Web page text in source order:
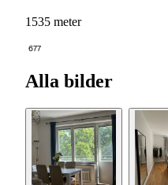
1535 meter
677
Alla bilder